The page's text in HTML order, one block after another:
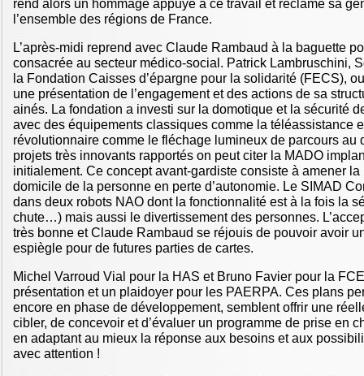
rend alors un hommage appuyé à ce travail et réclame sa
l’ensemble des régions de France.
L’après-midi reprend avec Claude Rambaud à la baguette
consacrée au secteur médico-social. Patrick Lambruschini,
la Fondation Caisses d’épargne pour la solidarité (FECS),
une présentation de l’engagement et des actions de sa
ainés. La fondation a investi sur la domotique et la sécurité
avec des équipements classiques comme la téléassistance
révolutionnaire comme le fléchage lumineux de parcours au
projets très innovants rapportés on peut citer la MADO
initialement. Ce concept avant-gardiste consiste à amener
domicile de la personne en perte d’autonomie. Le SIMAD
dans deux robots NAO dont la fonctionnalité est à la fois la
chute…) mais aussi le divertissement des personnes.
très bonne et Claude Rambaud se réjouis de pouvoir avoir
espiègle pour de futures parties de cartes.
Michel Varroud Vial pour la HAS et Bruno Favier pour la
présentation et un plaidoyer pour les PAERPA. Ces plans
encore en phase de développement, semblent offrir une
cibler, de concevoir et d’évaluer un programme de prise en
en adaptant au mieux la réponse aux besoins et aux
avec attention !